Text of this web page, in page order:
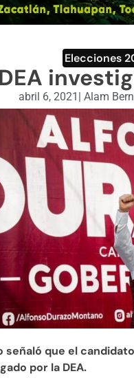
Elecciones
abril 6, 2021 Alam
señaló que el
por la DEA.